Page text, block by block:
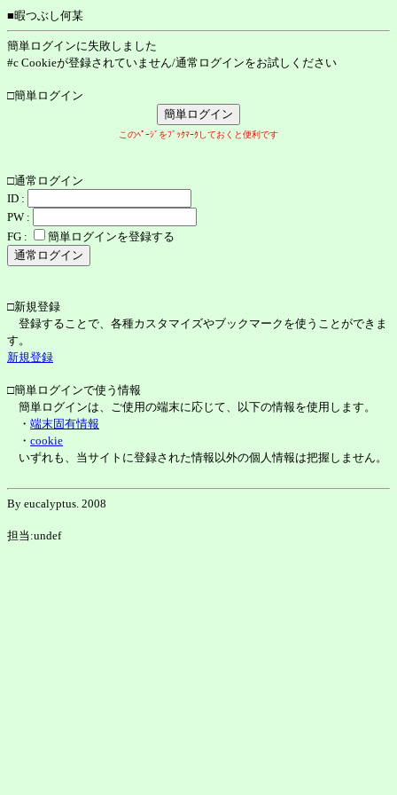
■暇つぶし何某
簡単ログインに失敗しました
#c Cookieが登録されていません/通常ログインをお試しください
□簡単ログイン
このﾍﾟｰｼﾞをﾌﾞｯｸﾏｰｸしておくと便利です
□通常ログイン
ID :
PW :
FG :
簡単ログインを登録する
□新規登録
登録することで、各種カスタマイズやブックマークを使うことができま
す。
新規登録
□簡単ログインで使う情報
簡単ログインは、ご使用の端末に応じて、以下の情報を使用します。
・ 端末固有情報
・ cookie
いずれも、当サイトに登録された情報以外の個人情報は把握しません。
By eucalyptus. 2008
担当:undef